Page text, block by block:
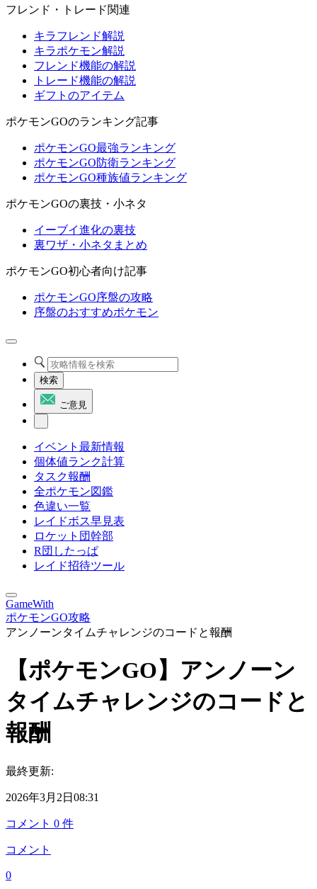
フレンド・トレード関連
キラフレンド解説
キラポケモン解説
フレンド機能の解説
トレード機能の解説
ギフトのアイテム
ポケモンGOのランキング記事
ポケモンGO最強ランキング
ポケモンGO防衛ランキング
ポケモンGO種族値ランキング
ポケモンGOの裏技・小ネタ
イーブイ進化の裏技
裏ワザ・小ネタまとめ
ポケモンGO初心者向け記事
ポケモンGO序盤の攻略
序盤のおすすめポケモン
検索
ご意見
イベント最新情報
個体値ランク計算
タスク報酬
全ポケモン図鑑
色違い一覧
レイドボス早見表
ロケット団幹部
R団したっぱ
レイド招待ツール
GameWith
ポケモンGO攻略
アンノーンタイムチャレンジのコードと報酬
【ポケモンGO】アンノーン
タイムチャレンジのコードと
報酬
最終更新:
2026年3月2日08:31
コメント 0 件
コメント
0